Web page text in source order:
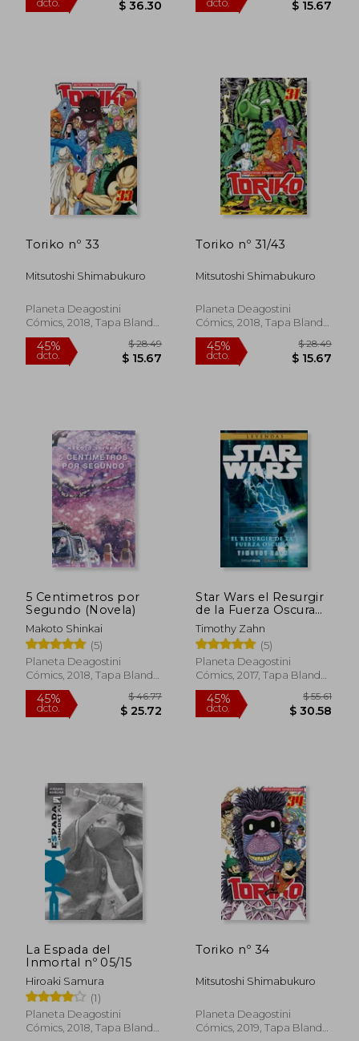
45%
dcto. $ 19.94
45%
dcto.
45%
dcto.
$ 66.00
$ 36.30
45%
dcto.
Toriko nº 33
Mitsutoshi Shimabukuro
Planeta Deagostini
Cómics, 2018, Tapa Blanda,
Nuevo
Toriko nº 31/43
Mitsutoshi Shimabukuro
Planeta Deagostini
Cómics, 2018, Tapa Blanda,
Nuevo
5 Centimetros por
Segundo (Novela)
Makoto Shinkai
(5)
Planeta Deagostini
Cómics, 2018, Tapa Blanda,
Nuevo
Star Wars el Resurgir
de la Fuerza Oscura
(Novela)
Timothy Zahn
(5)
Planeta Deagostini
Cómics, 2017, Tapa Blanda,
Nuevo
La Espada del
Inmortal nº 05/15
Hiroaki Samura
(1)
Planeta Deagostini
Cómics, 2018, Tapa Blanda,
Toriko nº 34
Mitsutoshi Shimabukuro
Planeta Deagostini
Cómics, 2019, Tapa Blanda,